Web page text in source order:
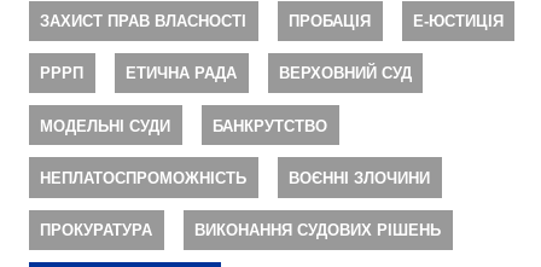
ЗАХИСТ ПРАВ ВЛАСНОСТІ ПРОБАЦІЯ Е-ЮСТИЦІЯ
РРРП ЕТИЧНА РАДА ВЕРХОВНИЙ СУД
МОДЕЛЬНІ СУДИ БАНКРУТСТВО
НЕПЛАТОСПРОМОЖНІСТЬ ВОЄННІ ЗЛОЧИНИ
ПРОКУРАТУРА ВИКОНАННЯ СУДОВИХ РІШЕНЬ